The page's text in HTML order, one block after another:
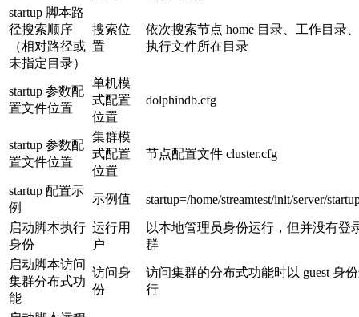
startup 脚本路
径搜索顺序
（相对路径或
未指定目录）
搜索位
置
依次搜索节点 home 目录、工作目录
执行文件所在目录
startup 参数配
置文件位置
单机模
式配置
位置
dolphindb.cfg
startup 参数配
置文件位置
集群模
式配置
位置
节点配置文件 cluster.cfg
startup 配置示
例
示例值 startup=/home/streamtest/init/server/
启动脚本执行
身份
运行用
户
以本地管理员身份运行，但并没有登
群
启动脚本访问
集群分布式功
能
访问身
份
访问集群的分布式功能时以 guest 身
行